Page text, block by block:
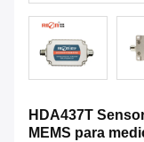
HDA437T
MEMS para